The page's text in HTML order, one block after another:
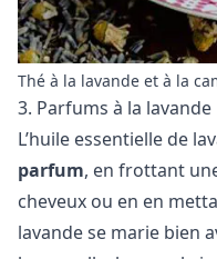
Thé à la lavande et à la
3. Parfums à la lavande
L’huile essentielle de
parfum, en frottant
cheveux ou en en
lavande se marie bien